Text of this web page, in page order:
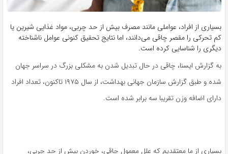
بسیاری از افراد، عواملی مانند مصرف بیش از حد چربی، مواد غذایی شیرین یا
کم تحرکی را مقصر چاقی می‌دانند، اما نتایج تحقیق کنونی عوامل ناشناخته
دیگری را شناسایی کرده است.
به گزارش ایسنا، چاقی در حال تبدیل شدن به مشکلی بزرگ در سراسر جهان
شده و طبق گزارش سازمان جهانی بهداشت، از سال ۱۹۷۵ تاکنون، تعداد افراد
دارای اضافه وزن تقریبا سه برابر شده است.
بسیاری از ما معتقدیم که علل معمول چاقی، خوردن بیش از حد چربی،